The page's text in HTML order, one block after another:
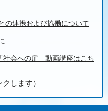
の連携および協働について
社会への扉」動画講座はこち
します）